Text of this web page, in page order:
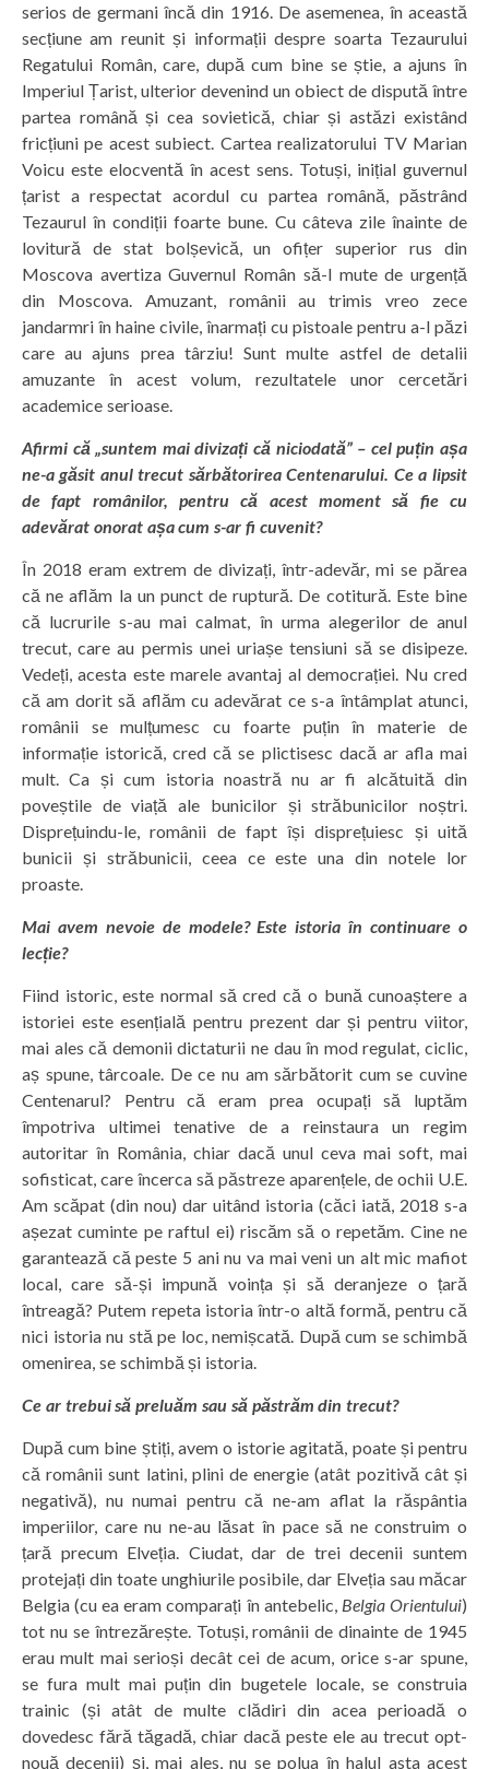
serios de germani încă din 1916. De asemenea, în această
secțiune am reunit și informații despre soarta Tezaurului
Regatului Român, care, după cum bine se știe, a ajuns în
Imperiul Țarist, ulterior devenind un obiect de dispută între
partea română și cea sovietică, chiar și astăzi existând
fricțiuni pe acest subiect. Cartea realizatorului TV Marian
Voicu este elocventă în acest sens. Totuși, inițial guvernul
țarist a respectat acordul cu partea română, păstrând
Tezaurul în condiții foarte bune. Cu câteva zile înainte de
lovitură de stat bolșevică, un ofițer superior rus din
Moscova avertiza Guvernul Român să-l mute de urgență
din Moscova. Amuzant, românii au trimis vreo zece
jandarmri în haine civile, înarmați cu pistoale pentru a-l păzi
care au ajuns prea târziu! Sunt multe astfel de detalii
amuzante în acest volum, rezultatele unor cercetări
academice serioase.
Afirmi că „suntem mai divizați că niciodată” – cel puțin așa
ne-a găsit anul trecut sărbătorirea Centenarului. Ce a lipsit
de fapt românilor, pentru că acest moment să fie cu
adevărat onorat așa cum s-ar fi cuvenit?
În 2018 eram extrem de divizați, într-adevăr, mi se părea
că ne aflăm la un punct de ruptură. De cotitură. Este bine
că lucrurile s-au mai calmat, în urma alegerilor de anul
trecut, care au permis unei uriașe tensiuni să se disipeze.
Vedeți, acesta este marele avantaj al democrației. Nu cred
că am dorit să aflăm cu adevărat ce s-a întâmplat atunci,
românii se mulțumesc cu foarte puțin în materie de
informație istorică, cred că se plictisesc dacă ar afla mai
mult. Ca și cum istoria noastră nu ar fi alcătuită din
poveștile de viață ale bunicilor și străbunicilor noștri.
Disprețuindu-le, românii de fapt își disprețuiesc și uită
bunicii și străbunicii, ceea ce este una din notele lor
proaste.
Mai avem nevoie de modele? Este istoria în continuare o
lecție?
Fiind istoric, este normal să cred că o bună cunoaștere a
istoriei este esențială pentru prezent dar și pentru viitor,
mai ales că demonii dictaturii ne dau în mod regulat, ciclic,
aș spune, târcoale. De ce nu am sărbătorit cum se cuvine
Centenarul? Pentru că eram prea ocupați să luptăm
împotriva ultimei tenative de a reinstaura un regim
autoritar în România, chiar dacă unul ceva mai soft, mai
sofisticat, care încerca să păstreze aparențele, de ochii U.E.
Am scăpat (din nou) dar uitând istoria (căci iată, 2018 s-a
așezat cuminte pe raftul ei) riscăm să o repetăm. Cine ne
garantează că peste 5 ani nu va mai veni un alt mic mafiot
local, care să-și impună voința și să deranjeze o țară
întreagă? Putem repeta istoria într-o altă formă, pentru că
nici istoria nu stă pe loc, nemișcată. După cum se schimbă
omenirea, se schimbă și istoria.
Ce ar trebui să preluăm sau să păstrăm din trecut?
După cum bine știți, avem o istorie agitată, poate și pentru
că românii sunt latini, plini de energie (atât pozitivă cât și
negativă), nu numai pentru că ne-am aflat la răspântia
imperiilor, care nu ne-au lăsat în pace să ne construim o
țară precum Elveția. Ciudat, dar de trei decenii suntem
protejați din toate unghiurile posibile, dar Elveția sau măcar
Belgia (cu ea eram comparați în antebelic, Belgia Orientului)
tot nu se întrezărește. Totuși, românii de dinainte de 1945
erau mult mai serioși decât cei de acum, orice s-ar spune,
se fura mult mai puțin din bugetele locale, se construia
trainic (și atât de multe clădiri din acea perioadă o
dovedesc fără tăgadă, chiar dacă peste ele au trecut opt-
nouă decenii) și, mai ales, nu se polua în halul asta acest